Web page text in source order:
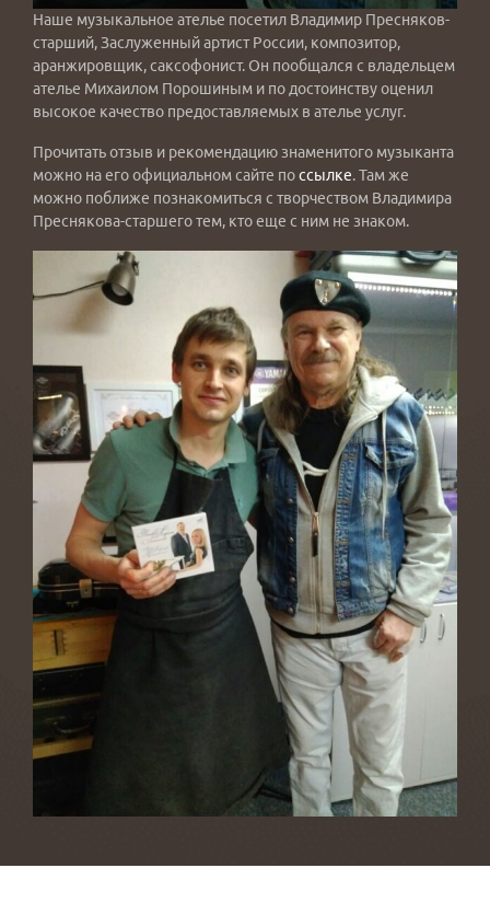
Наше музыкальное ателье посетил Владимир Пресняков-
старший, Заслуженный артист России, композитор,
аранжировщик, саксофонист. Он пообщался с владельцем
ателье Михаилом Порошиным и по достоинству оценил
высокое качество предоставляемых в ателье услуг.
Прочитать отзыв и рекомендацию знаменитого музыканта
можно на его официальном сайте поссылке. Там же
можно поближе познакомиться с творчеством Владимира
Преснякова-старшего тем, кто еще с ним не знаком.